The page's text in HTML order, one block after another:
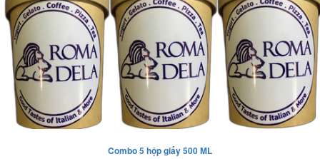
Combo 5 hộp giấy 500 ML